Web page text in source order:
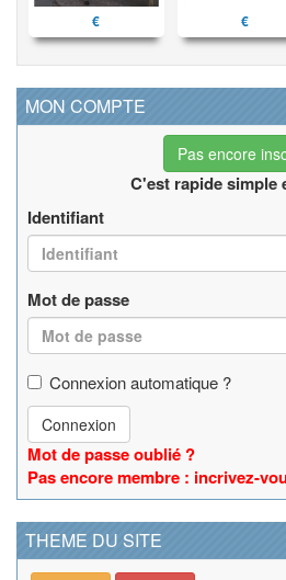
€ €
MON COMPTE
Pas encore
C'est rapide simple
Identifiant
Mot de passe
Connexion automatique ?
Connexion
Mot de passe oublié ?
Pas encore membre : incrivez-
THEME DU SITE